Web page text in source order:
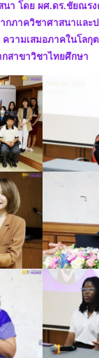
า โดย ผศ.ดร.ชัยณร
กภาควิชาศาสนาและ
ความเสมอภาคในโลกุ
สาขาวิชาไทยศึกษา